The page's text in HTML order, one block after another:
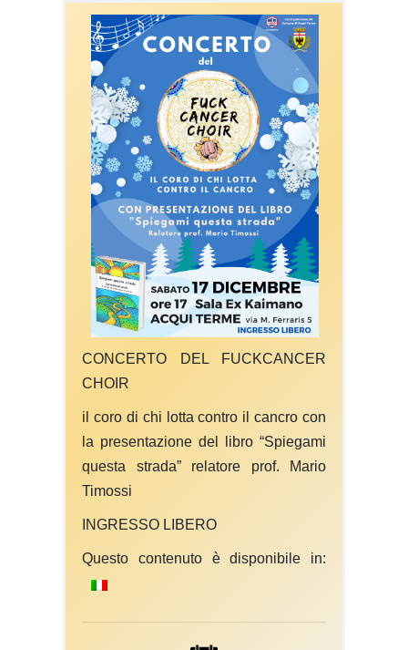
CONCERTO DEL FUCKCANCER
CHOIR
il coro di chi lotta contro il cancro con
la presentazione del libro “Spiegami
questa strada” relatore prof. Mario
Timossi
INGRESSO LIBERO
Questo contenuto è disponibile in: